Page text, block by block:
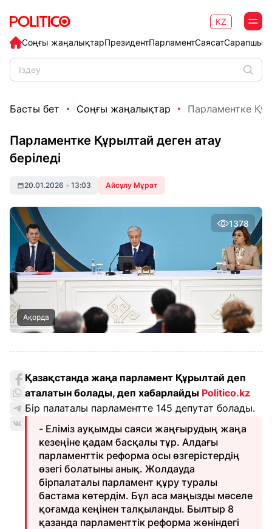
Соңғы жаңалықтарПрезидентПарламентСаясат
KZ
Басты бет Соңғы жаңалықтар Парламентке
Парламентке Құрылтай деген атау
беріледі
20.01.2026 • 13:03 Айсұлу Мұрат
1378
Ақорда
Қазақстанда жаңа парламент Құрылтай деп
аталатын болады, деп хабарлайды Politico.kz
Бір палаталы парламентте 145 депутат болады.
- Еліміз ауқымды саяси жаңғырудың жаңа
кезеңіне қадам басқалы тұр. Алдағы
парламенттік реформа осы өзгерістердің
өзегі болатыны анық. Жолдауда
бірпалаталы парламент құру туралы
бастама көтердім. Бұл аса маңызды мәселе
қоғамда кеңінен талқыланды. Былтыр 8
қазанда парламенттік реформа жөніндегі